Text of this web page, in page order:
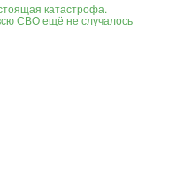
катастрофа.
СВО ещё не случалось